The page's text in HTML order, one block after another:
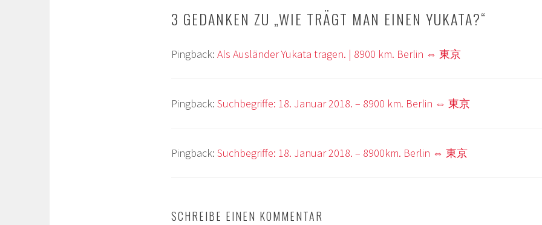
3 GEDANKEN ZU „WIE TRÄGT MAN EINEN YUKATA?“
Pingback: Als Ausländer Yukata tragen. | 8900 km. Berlin ⇔ 東京
Pingback: Suchbegriffe: 18. Januar 2018. – 8900 km. Berlin ⇔ 東京
Pingback: Suchbegriffe: 18. Januar 2018. – 8900km. Berlin ⇔ 東京
SCHREIBE EINEN KOMMENTAR